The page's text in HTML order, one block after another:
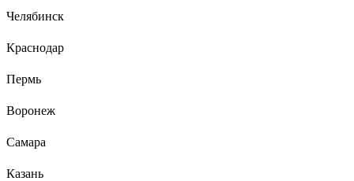
Челябинск
Краснодар
Пермь
Воронеж
Самара
Казань